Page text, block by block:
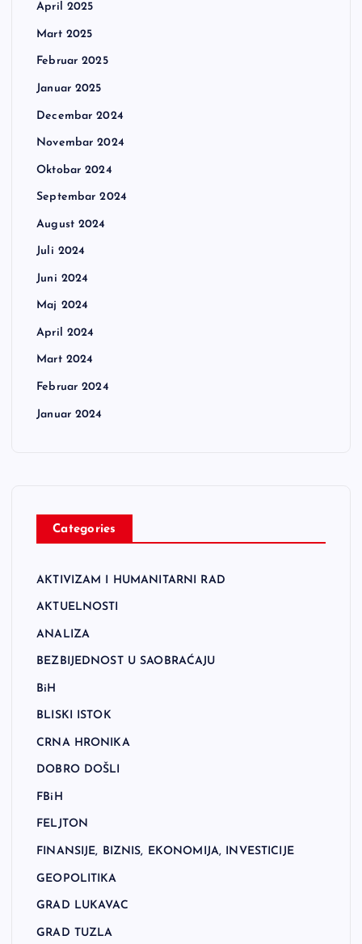
April 2025
Mart 2025
Februar 2025
Januar 2025
Decembar 2024
Novembar 2024
Oktobar 2024
Septembar 2024
August 2024
Juli 2024
Juni 2024
Maj 2024
April 2024
Mart 2024
Februar 2024
Januar 2024
Categories
AKTIVIZAM I HUMANITARNI RAD
AKTUELNOSTI
ANALIZA
BEZBIJEDNOST U SAOBRAĆAJU
BiH
BLISKI ISTOK
CRNA HRONIKA
DOBRO DOŠLI
FBiH
FELJTON
FINANSIJE, BIZNIS, EKONOMIJA, INVESTICIJE
GEOPOLITIKA
GRAD LUKAVAC
GRAD TUZLA